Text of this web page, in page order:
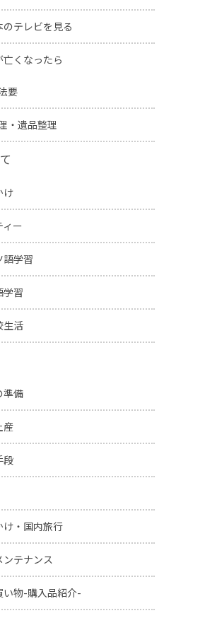
テレビを見る
くなったら
要
・遺品整理
け
ー
語学習
学習
生活
準備
産
段
け・国内旅行
ンテナンス
い物-購入品紹介-